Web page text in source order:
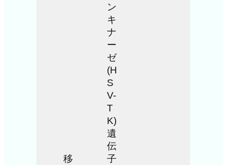
移
ン
キ
ナ
ー
ゼ
(H
S
V-
T
K)
遺
伝
子